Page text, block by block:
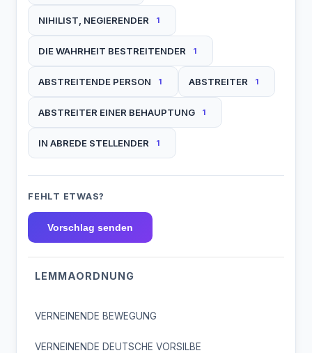
NIHILIST, NEGIERENDER 1
DIE WAHRHEIT BESTREITENDER 1
ABSTREITENDE PERSON 1 ABSTREITER 1
ABSTREITER EINER BEHAUPTUNG 1
IN ABREDE STELLENDER 1
FEHLT ETWAS?
Vorschlag senden
LEMMAORDNUNG
VERNEINENDE BEWEGUNG
VERNEINENDE DEUTSCHE VORSILBE